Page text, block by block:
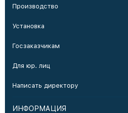
Производство
Установка
Госзаказчикам
Для юр. лиц
Написать директору
ИНФОРМАЦИЯ